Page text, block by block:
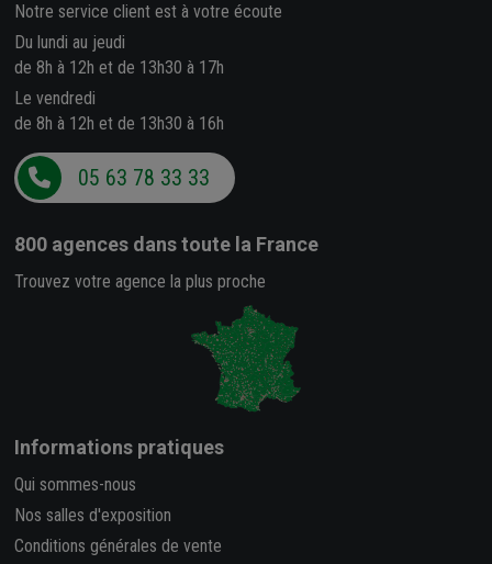
Notre service client est à votre écoute
Du lundi au jeudi
de 8h à 12h et de 13h30 à 17h
Le vendredi
de 8h à 12h et de 13h30 à 16h
05 63 78 33 33
800 agences dans toute la France
Trouvez votre agence la plus proche
Informations pratiques
Qui sommes-nous
Nos salles d'exposition
Conditions générales de vente